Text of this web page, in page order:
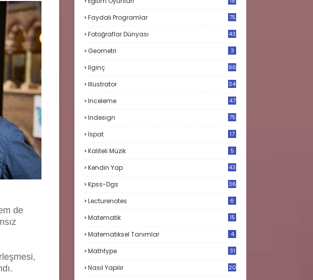
de
Faydalı Programlar 75
Fotoğraflar Dünyası 43
Geometri 3
Ilginç 96
Illustrator 34
Inceleme 47
Indesign 75
Ispat
17
Kaliteli Müzik 5
Kendin Yap 43
Kpss-Dgs 36
Lecturenotes 6
Matematik
15
Matematiksel Tanımlar 4
Mathtype 31
Nasıl Yapılır 20